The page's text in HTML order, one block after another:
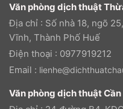
Văn phòng dịch thuật
Địa chỉ : Số nhà 18, ngõ
Vĩnh, Thành Phố Huế
Điện thoại : 0977919212
Email :
Văn phòng dịch thuật Cần